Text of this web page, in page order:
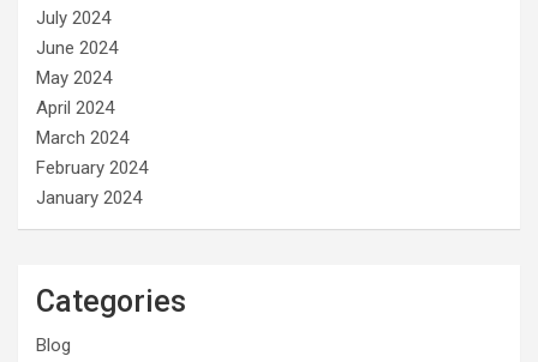
July 2024
June 2024
May 2024
April 2024
March 2024
February 2024
January 2024
Categories
Blog